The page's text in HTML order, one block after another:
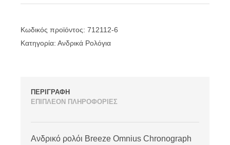
Κωδικός προϊόντος: 712112-6
Κατηγορία: Ανδρικά Ρολόγια
ΠΕΡΙΓΡΑΦΗ
ΕΠΙΠΛΕΟΝ ΠΛΗΡΟΦΟΡΙΕΣ
Ανδρικό ρολόι Breeze Omnius Chronograph